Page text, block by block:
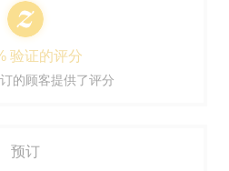
验证的评分
的顾客提供了评分
预订